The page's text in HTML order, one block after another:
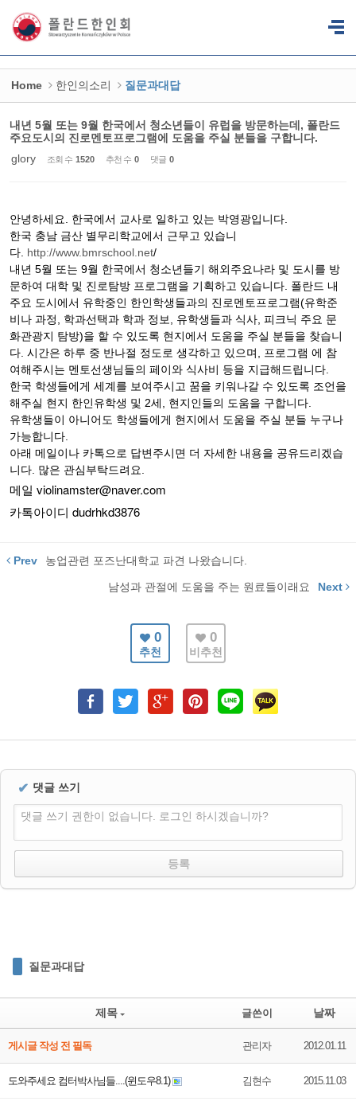
Home 한인의소리 질문과대답
내년 5월 또는 9월 한국에서 청소년들이 유럽을 방문하는데, 폴란드
주요도시의 진로멘토프로그램에 도움을 주실 분들을 구합니다.
glory
조회 수 1520 추천 수 0 댓글 0
안녕하세요. 한국에서 교사로 일하고 있는 박영광입니다.
한국 충남 금산 별무리학교에서 근무고 있습니
다. http://www.bmrschool.net/
내년 5월 또는 9월 한국에서 청소년들기 해외주요나라 및 도시를 방
문하여 대학 및 진로탐방 프로그램을 기획하고 있습니다. 폴란드 내
주요 도시에서 유학중인 한인학생들과의 진로멘토프로그램(유학준
비나 과정, 학과선택과 학과 정보, 유학생들과 식사, 피크닉 주요 문
화관광지 탐방)을 할 수 있도록 현지에서 도움을 주실 분들을 찾습니
다. 시간은 하루 중 반나절 정도로 생각하고 있으며, 프로그램 에 참
여해주시는 멘토선생님들의 페이와 식사비 등을 지급해드립니다.
한국 학생들에게 세계를 보여주시고 꿈을 키워나갈 수 있도록 조언을
해주실 현지 한인유학생 및 2세, 현지인들의 도움을 구합니다.
유학생들이 아니어도 학생들에게 현지에서 도움을 주실 분들 누구나
가능합니다.
아래 메일이나 카톡으로 답변주시면 더 자세한 내용을 공유드리겠습
니다. 많은 관심부탁드려요.
메일 violinamster@naver.com
카톡아이디 dudrhkd3876
Prev 농업관련 포즈난대학교 파견 나왔습니다.
남성과 관절에 도움을 주는 원료들이래요 Next
0
추천
0
비추천
✔ 댓글 쓰기
댓글 쓰기 권한이 없습니다. 로그인 하시겠습니까?
질문과대답
제목 글쓴이 날짜
게시글 작성 전 필독 관리자 2012.01.11
도와주세요 컴터박사님들....(윈도우8.1) 김현수 2015.11.03